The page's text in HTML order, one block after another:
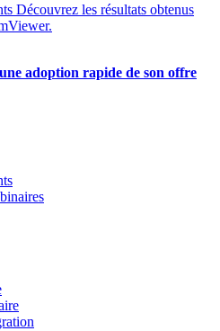
Découvrez les résultats obtenus
adoption rapide de son offre